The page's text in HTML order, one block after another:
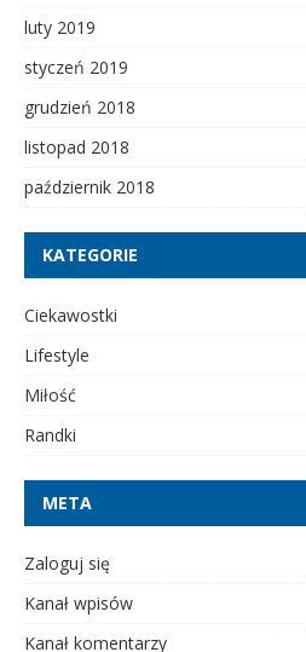
luty 2019
styczeń 2019
grudzień 2018
listopad 2018
październik 2018
KATEGORIE
Ciekawostki
Lifestyle
Miłość
Randki
META
Zaloguj się
Kanał wpisów
Kanał komentarzy